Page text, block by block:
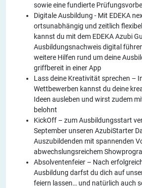
sowie eine fundierte
Digitale Ausbildung - Mit EDEKA
ortsunabhängig und zeitlich
kannst du mit dem EDEKA Azubi
Ausbildungsnachweis digital
weitere Hilfen rund um deine
griffbereit in einer App
Lass deine Kreativität sprechen –
Wettbewerben kannst du deine
Ideen ausleben und wirst zudem
belohnt
KickOff – zum Ausbildungsstart
September unseren AzubiStarter
Auszubildenden mit spannenden
abwechslungsreichem
Absolventenfeier – Nach
Ausbildung darfst du dich auf
feiern lassen… und natürlich auch